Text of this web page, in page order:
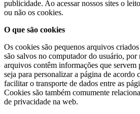
publicidade. Ao acessar nossos sites o
ou não os cookies.
O que são cookies
Os cookies são pequenos arquivos
são salvos no computador do usuário, por
arquivos contêm informações que
seja para personalizar a página de acordo
facilitar o transporte de dados entre as
Cookies são também comumente
de privacidade na web.